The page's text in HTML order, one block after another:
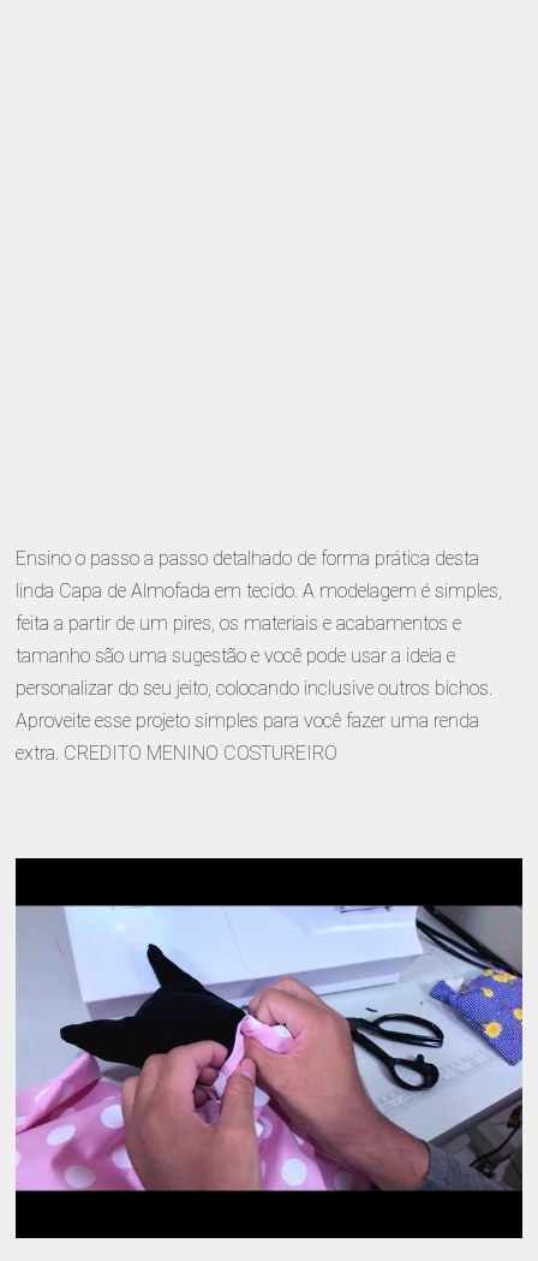
Ensino o passo a passo detalhado de forma prática desta
linda Capa de Almofada em tecido. A modelagem é simples,
feita a partir de um pires, os materiais e acabamentos e
tamanho são uma sugestão e você pode usar a ideia e
personalizar do seu jeito, colocando inclusive outros bichos.
Aproveite esse projeto simples para você fazer uma renda
extra. CREDITO MENINO COSTUREIRO